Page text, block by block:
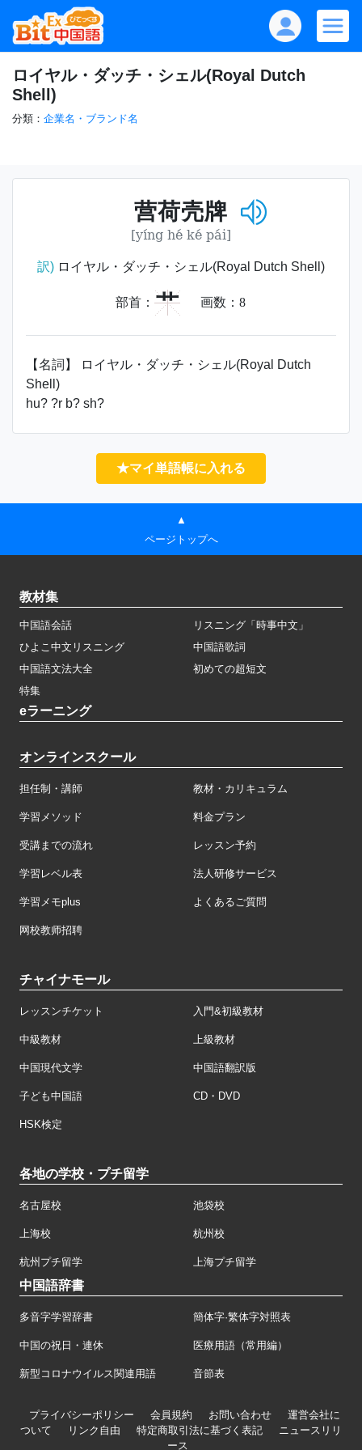
ロイヤル・ダッチ・シェル(Royal Dutch
Shell)
分類： 企業名・ブランド名
营荷壳牌
[yíng hé ké pái]
訳) ロイヤル・ダッチ・シェル(Royal Dutch Shell)
部首： 艹 画数： 8
【名詞】 ロイヤル・ダッチ・シェル(Royal Dutch
Shell)
hu? ?r b? sh?
★マイ単語帳に入れる
▲
ページトップへ
教材集
中国語会話
リスニング「時事中文」
ひよこ中文リスニング
中国語歌詞
中国語文法大全
初めての超短文
特集
eラーニング
オンラインスクール
担任制・講師 教材・カリキュラム
学習メソッド 料金プラン
受講までの流れ レッスン予約
学習レベル表 法人研修サービス
学習メモplus よくあるご質問
网校教师招聘
チャイナモール
レッスンチケット 入門&初級教材
中級教材 上級教材
中国現代文学 中国語翻訳版
子ども中国語 CD・DVD
HSK検定
各地の学校・プチ留学
名古屋校 池袋校
上海校 杭州校
杭州プチ留学 上海プチ留学
中国語辞書
多音字学習辞書 簡体字·繁体字対照表
中国の祝日・連休 医療用語（常用編）
新型コロナウイルス関連用語 音節表
プライバシーポリシー 会員規約 お問い合わせ
運営会社に
ついて
リンク自由 特定商取引法に基づく表記
ニュースリリ
ース